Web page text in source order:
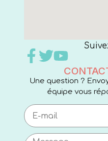
Une question ?
équipe vous